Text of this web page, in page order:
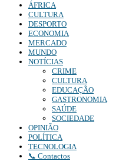
ÁFRICA
CULTURA
DESPORTO
ECONOMIA
MERCADO
MUNDO
NOTÍCIAS
CRIME
CULTURA
EDUCAÇÃO
GASTRONOMIA
SAÚDE
SOCIEDADE
OPINIÃO
POLÍTICA
TECNOLOGIA
📞 Contactos